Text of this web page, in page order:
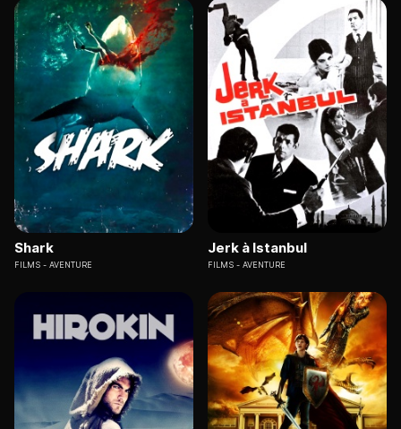
Shark
FILMS AVENTURE
Jerk à Istanbul
FILMS AVENTURE